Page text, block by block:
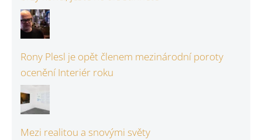
Rony Plesl je opět členem mezinárodní poroty
ocenění Interiér roku
Mezi realitou a snovými světy